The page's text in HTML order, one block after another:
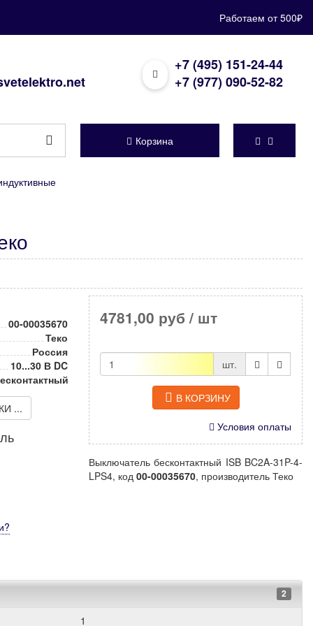
Работаем от 500₽
+7 (495) 151-24-44
+7 (977) 090-52-82
Корзина
00-00035670
Теко
Россия
10...30 В DC
...
?
4781,00 руб / шт
шт.
В КОРЗИНУ
Условия оплаты
Выключатель бесконтактный ISB BC2A-31P-4-
LPS4, код 00-00035670, производитель Теко
2
1